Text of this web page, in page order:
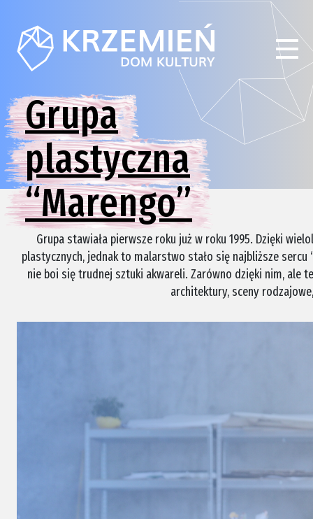
Grupa
plastyczna
“Marengo”
Grupa stawiała pierwsze roku już w roku 1995. Dzięki
plastycznych, jednak to malarstwo stało się najbliższe
nie boi się trudnej sztuki akwareli. Zarówno dzięki nim, ale
architektury, sceny